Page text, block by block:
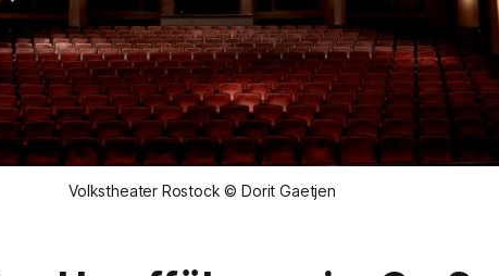
Volkstheater Rostock © Dorit Gaetjen